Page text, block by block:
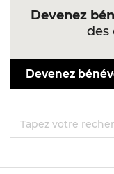
Devenez
des
Devenez